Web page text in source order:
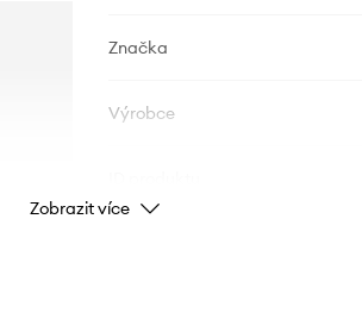
Značka
Výrobce
Zobrazit více